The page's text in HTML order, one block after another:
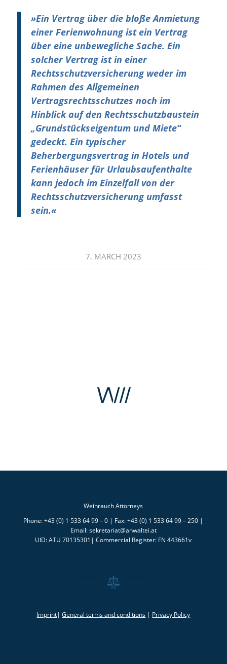
»Ein Vertrag über die bloße Anmietung
einer Ferienwohnung ist ein Vertrag
über eine unbewegliche Sache. Ein
solcher Vertrag ist in einer
Rechtsschutzversicherung weder im
Rahmen des Allgemeinen
Vertragsrechtsschutzes noch im
Hinblick auf den Rechtsschutzbaustein
„Grundstückseigentum und Miete“
gedeckt. Ein typischer
Beherbergungsvertrag in Hotels und
Ferienhäuser für Urlaubsaufenthalte
kann jedoch im Einzelfall von der
Rechtsschutzversicherung umfasst
sein.«
7. MARCH 2023
Weinrauch Attorneys
Phone: +43 (0) 1 533 64 99 – 0 | Fax: +43 (0) 1 533 64 99 – 250 |
Email: sekretariat@anwaltei.at
UID: ATU 70135301| Commercial Register: FN 443661v
Imprint|General terms and conditions | Privacy Policy